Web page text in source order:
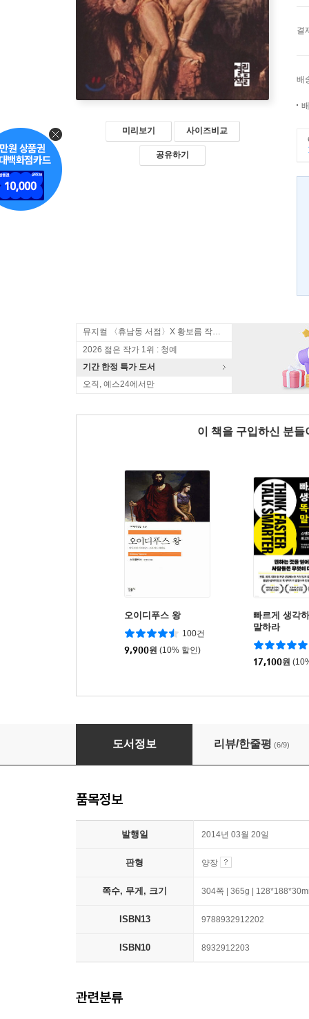
미리보기 사이즈비교
공유하기
결
배
뮤지컬 〈휴남동 서점〉X 황보름 작가 북토크
2026 젊은 작가 1위 : 청예
기간 한정 특가 도서
오직, 예스24에서만
이 책을 구입하신 분
오이디푸스 왕
100건
9,900원 (10% 할인)
빠르게 생각
말하라
17,100원
비극의 탄생
도서정보 리뷰/한줄평 (6/9)
품목정보
발행일 2014년 03월 20일
판형 양장
쪽수, 무게, 크기 304쪽 | 365g |
ISBN13 9788932912202
ISBN10 8932912203
관련분류